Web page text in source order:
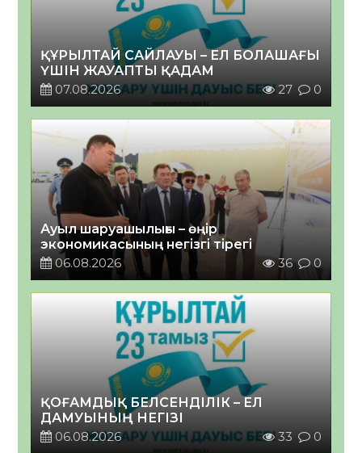
ҚҰРЫЛТАЙ САЙЛАУЫ – ЕЛ БОЛАШАҒЫ
ҮШІН ЖАУАПТЫ ҚАДАМ
07.08.2026
27 0
Ауыл шаруашылығы – өңір
экономикасының негізгі тірегі
06.08.2026
36 0
ҚОҒАМДЫҚ БЕЛСЕНДІЛІК – ЕЛ
ДАМУЫНЫҢ НЕГІЗІ
06.08.2026
33 0